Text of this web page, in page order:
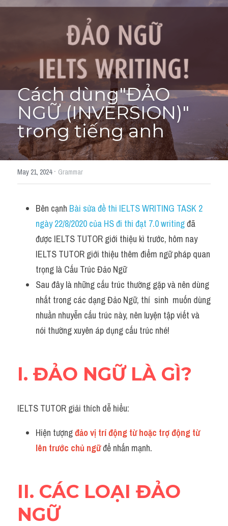
Học thử →
Cách dùng"ĐẢO
NGỮ (INVERSION)"
trong tiếng anh
May 21, 2024· Grammar
Bên cạnh Bài sửa đề thi IELTS WRITING TASK 2
ngày 22/8/2020 của HS đi thi đạt 7.0 writing đã
được IELTS TUTOR giới thiệu kì trước, hôm nay
IELTS TUTOR giới thiệu thêm điểm ngữ pháp quan
trọng là Cấu Trúc Đảo Ngữ
Sau đây là những cấu trúc thường gặp và nên dùng
nhất trong các dạng Đảo Ngữ, thí  sinh  muốn dùng
nhuần nhuyễn cấu trúc này, nên luyện tập viết và
nói thường xuyên áp dụng cấu trúc nhé!
I. ĐẢO NGỮ LÀ GÌ?
IELTS TUTOR giải thích dễ hiểu:
Hiện tượng đảo vị trí động từ hoặc trợ động từ
lên trước chủ ngữ để nhấn mạnh.
II. CÁC LOẠI ĐẢO
NGỮ